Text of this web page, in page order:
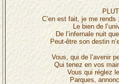
C’en est fait, je me
Le bien de
De l’infernale nuit
Peut-être son destin
Vous, qui de l’avenir
Qui tenez en vos
Vous qui réglez
Parques,